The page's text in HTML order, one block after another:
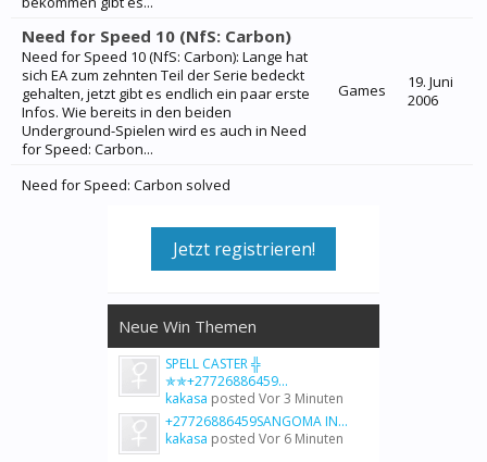
Need for Speed 10 (NfS: Carbon)
Need for Speed 10 (NfS: Carbon): Lange hat
sich EA zum zehnten Teil der Serie bedeckt
gehalten, jetzt gibt es endlich ein paar erste
Infos. Wie bereits in den beiden
Underground-Spielen wird es auch in Need
for Speed: Carbon...
Games
19. Juni
2006
Need for Speed: Carbon solved
Jetzt registrieren!
Neue Win Themen
SPELL CASTER ╬
✯✯+27726886459...
kakasa posted Vor 3 Minuten
+27726886459SANGOMA IN...
kakasa posted Vor 6 Minuten